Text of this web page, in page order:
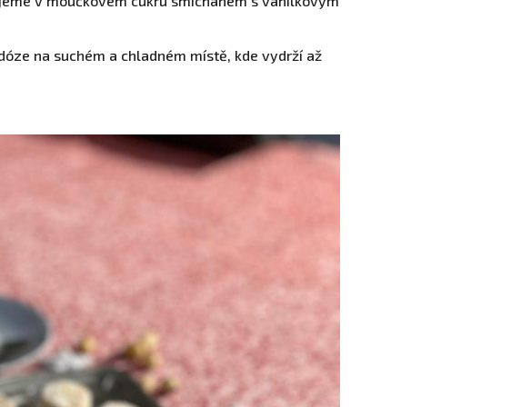
na suchém a chladném místě, kde vydrží až